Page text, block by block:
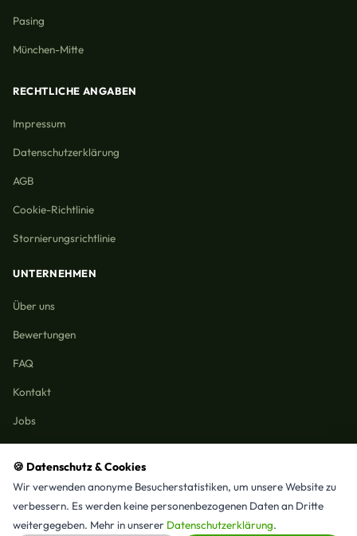
🍪 Datenschutz & Cookies
Wir verwenden anonyme Besucherstatistiken, um unsere Website zu
verbessern. Es werden keine personenbezogenen Daten an Dritte
weitergegeben. Mehr in unserer Datenschutzerklärung.
Pasing
München-Mitte
RECHTLICHE ANGABEN
Impressum
Datenschutzerklärung
AGB
Cookie-Richtlinie
Stornierungsrichtlinie
UNTERNEHMEN
Über uns
Bewertungen
FAQ
Kontakt
Jobs
Alle Leistungen & Stadtteile
⭐ 4,9/5 Google · 15 Bewertungen · Seit 2025 in München